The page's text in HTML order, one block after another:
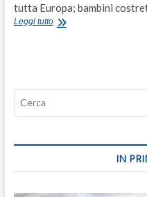
tutta Europa; bambini
Leggi tutto400
IN